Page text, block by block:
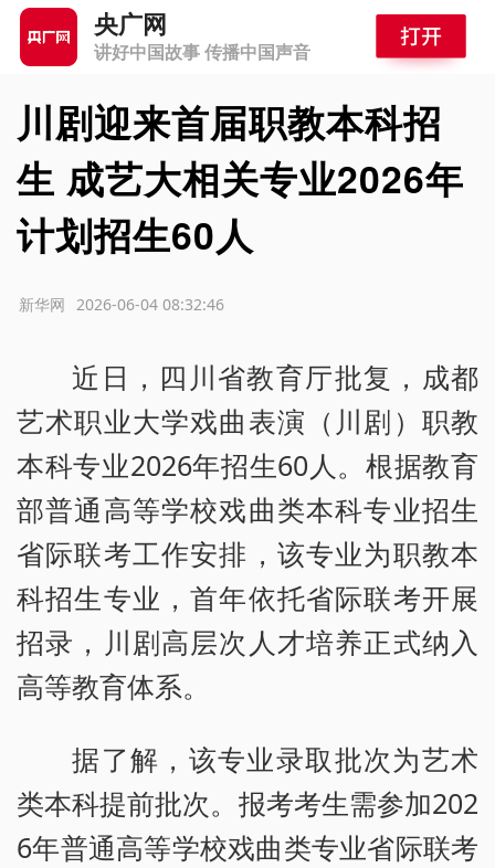
央广网
讲好中国故事 传播中国声音
川剧迎来首届职教本科招
生 成艺大相关专业2026年
计划招生60人
2026-06-04 08:32:46
新华网
近日，四川省教育厅批复，成都
艺术职业大学戏曲表演（川剧）职教
本科专业2026年招生60人。根据教育
部普通高等学校戏曲类本科专业招生
省际联考工作安排，该专业为职教本
科招生专业，首年依托省际联考开展
招录，川剧高层次人才培养正式纳入
高等教育体系。
据了解，该专业录取批次为艺术
类本科提前批次。报考考生需参加202
6年普通高等学校戏曲类专业省际联考